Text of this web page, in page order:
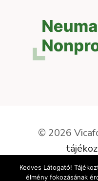
© 2026
Elállás
Kedves Látogató!
élmény fokozásának